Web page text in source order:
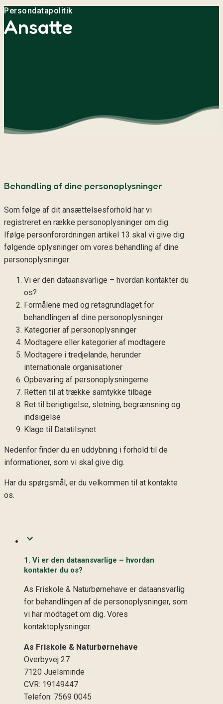
Persondatapolitik
Ansatte
Behandling af dine personoplysninger
Som følge af dit ansættelsesforhold har vi
registreret en række personoplysninger om dig.
Ifølge personforordningen artikel 13 skal vi give dig
følgende oplysninger om vores behandling af dine
personoplysninger:
Vi er den dataansvarlige – hvordan kontakter du
os?
Formålene med og retsgrundlaget for
behandlingen af dine personoplysninger
Kategorier af personoplysninger
Modtagere eller kategorier af modtagere
Modtagere i tredjelande, herunder
internationale organisationer
Opbevaring af personoplysningerne
Retten til at trække samtykke tilbage
Ret til berigtigelse, sletning, begrænsning og
indsigelse
Klage til Datatilsynet
Nedenfor finder du en uddybning i forhold til de
informationer, som vi skal give dig.
Har du spørgsmål, er du velkommen til at kontakte
os.
1. Vi er den dataansvarlige – hvordan
kontakter du os?
As Friskole & Naturbørnehave er dataansvarlig
for behandlingen af de personoplysninger, som
vi har modtaget om dig. Vores
kontaktoplysninger:
As Friskole & Naturbørnehave
Overbyvej 27
7120 Juelsminde
CVR: 19149447
Telefon: 7569 0045